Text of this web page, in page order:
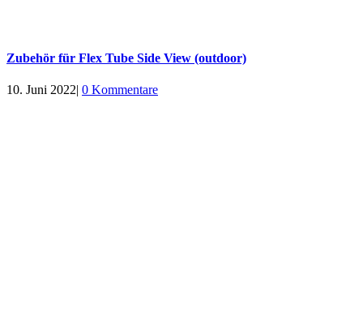
Zubehör für Flex Tube Side View (outdoor)
10. Juni 2022| 0 Kommentare